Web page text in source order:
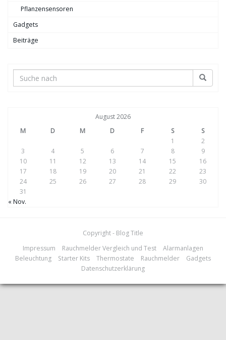
Pflanzensensoren
Gadgets
Beiträge
August 2026
M
D M D F S
S
1
2
3
4 5 6 7 8
9
10
11 12 13 14 15
16
17
18 19 20 21 22
23
24
25 26 27 28 29
30
31
« Nov.
Copyright - Blog Title
Impressum
Rauchmelder Vergleich und Test
Alarmanlagen
Beleuchtung
Starter Kits Thermostate Rauchmelder
Gadgets
Datenschutzerklärung